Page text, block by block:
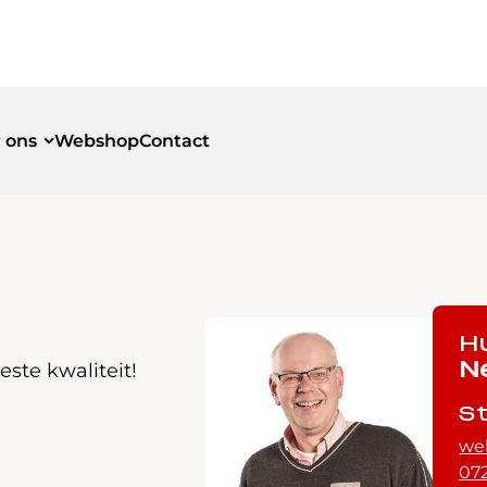
ons WebshopContact
kwaliteit!